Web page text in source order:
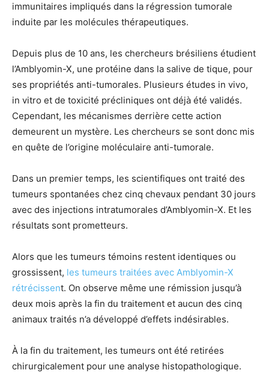
immunitaires impliqués dans la régression tumorale
induite par les molécules thérapeutiques.
Depuis plus de 10 ans, les chercheurs brésiliens étudient
l’Amblyomin-X, une protéine dans la salive de tique, pour
ses propriétés anti-tumorales. Plusieurs études in vivo,
in vitro et de toxicité précliniques ont déjà été validés.
Cependant, les mécanismes derrière cette action
demeurent un mystère. Les chercheurs se sont donc mis
en quête de l’origine moléculaire anti-tumorale.
Dans un premier temps, les scientifiques ont traité des
tumeurs spontanées chez cinq chevaux pendant 30 jours
avec des injections intratumorales d’Amblyomin-X. Et les
résultats sont prometteurs.
Alors que les tumeurs témoins restent identiques ou
grossissent, les tumeurs traitées avec Amblyomin-X
rétrécissent. On observe même une rémission jusqu’à
deux mois après la fin du traitement et aucun des cinq
animaux traités n’a développé d’effets indésirables.
À la fin du traitement, les tumeurs ont été retirées
chirurgicalement pour une analyse histopathologique.